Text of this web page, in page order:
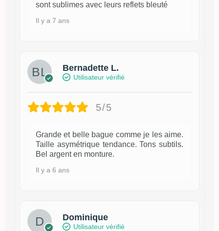
sont sublimes avec leurs reflets bleuté
Il y a 7 ans
Bernadette L.
Utilisateur vérifié
5/5
Grande et belle bague comme je les aime.
Taille asymétrique tendance. Tons subtils.
Bel argent en monture.
Il y a 6 ans
Dominique
Utilisateur vérifié